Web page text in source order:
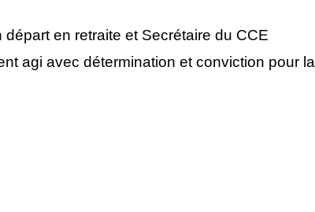
départ en retraite et Secrétaire du CCE
agi avec détermination et conviction pour la